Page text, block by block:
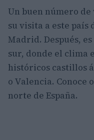
Un buen número de
su visita a este país
Madrid. Después,
sur, donde el clima
históricos castillos
o Valencia. Conoce
norte de España.